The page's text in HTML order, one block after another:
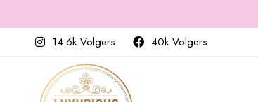
14.6k Volgers
40k Volgers